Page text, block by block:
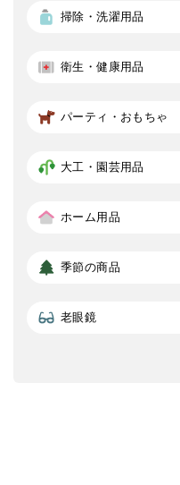
掃除・洗濯用品
衛生・健康用品
パーティ・おもちゃ
大工・園芸用品
ホーム用品
季節の商品
老眼鏡